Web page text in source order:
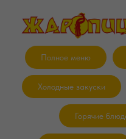
Полное меню
Холодные закуски
Горячие